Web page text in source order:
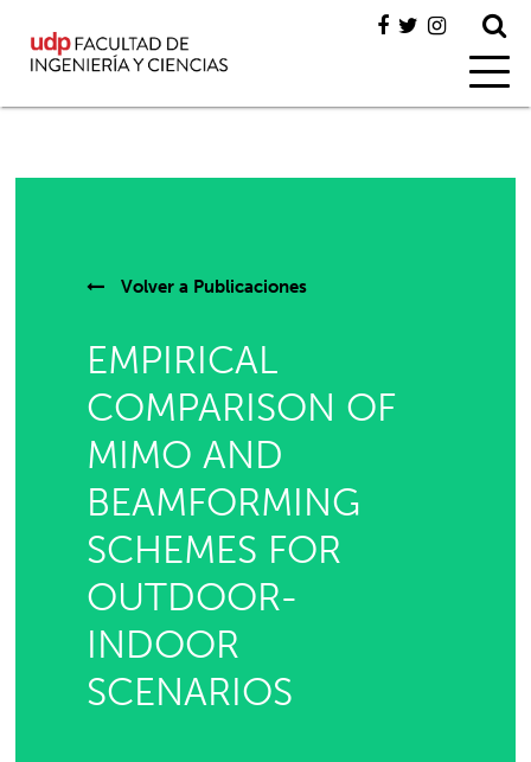
Volver a Publicaciones
EMPIRICAL
COMPARISON OF
MIMO AND
BEAMFORMING
SCHEMES FOR
OUTDOOR-
INDOOR
SCENARIOS